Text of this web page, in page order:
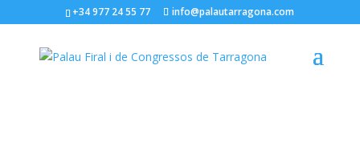
+34 977 24 55 77 info@palautarragona.com